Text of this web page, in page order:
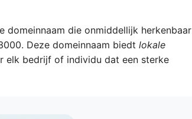
domeinnaam die onmiddellijk herkenbaar
Deze domeinnaam biedt lokale
elk bedrijf of individu dat een sterke